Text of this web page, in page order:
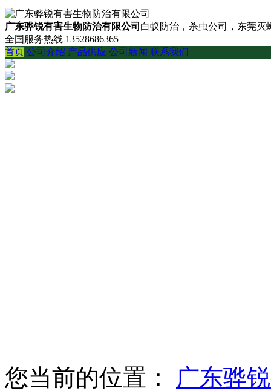
广东骅锐有害生物防治有限公司 白蚁防治，杀虫公司，东莞灭
全国服务热线 13528686365
首页 公司介绍 产品供应 公司新闻 联系我们
您当前的位置：
广东骅